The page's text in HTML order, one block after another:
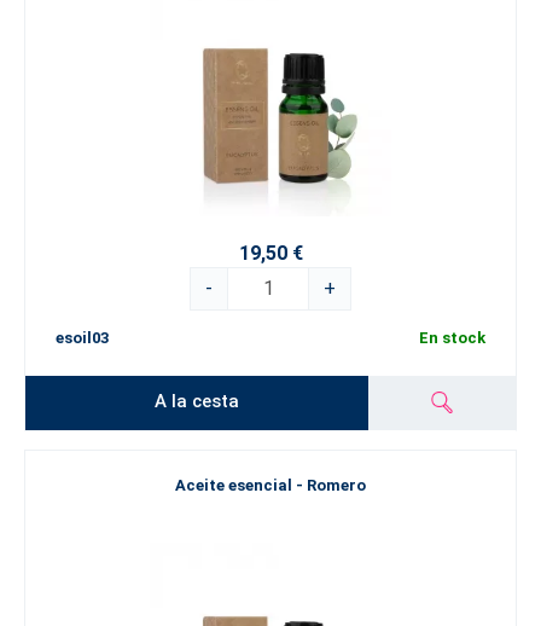
19,50 €
-
+
esoil03 En stock
A la cesta
Aceite esencial - Romero